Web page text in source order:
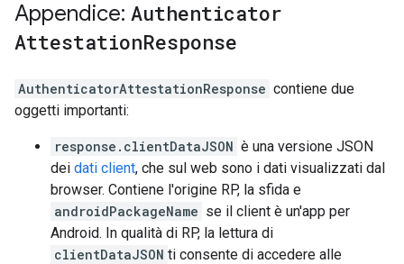
Appendice: Authenticator
AttestationResponse
AuthenticatorAttestationResponse contiene due
oggetti importanti:
response.clientDataJSON è una versione JSON
dei dati client, che sul web sono i dati visualizzati dal
browser. Contiene l'origine RP, la sfida e
androidPackageName se il client è un'app per
Android. In qualità di RP, la lettura di
clientDataJSON ti consente di accedere alle